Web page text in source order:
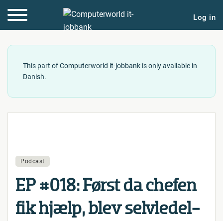
Log in
This part of Computerworld it-jobbank is only available in
Danish.
Podcast
EP #018: Først da chefen
fik hjælp, blev selv­le­del­